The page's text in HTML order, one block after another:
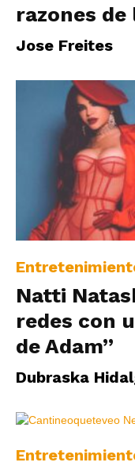
razones
Jose Freites
Natti
redes con
de Adam”
Dubraska